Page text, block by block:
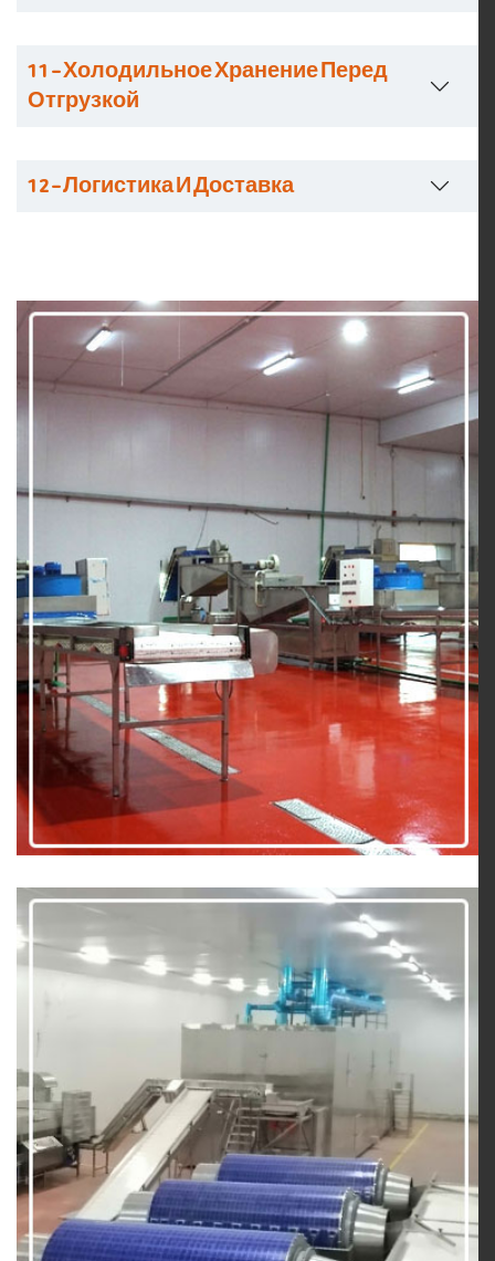
11 – Холодильное Хранение Перед
Отгрузкой
12 – Логистика И Доставка